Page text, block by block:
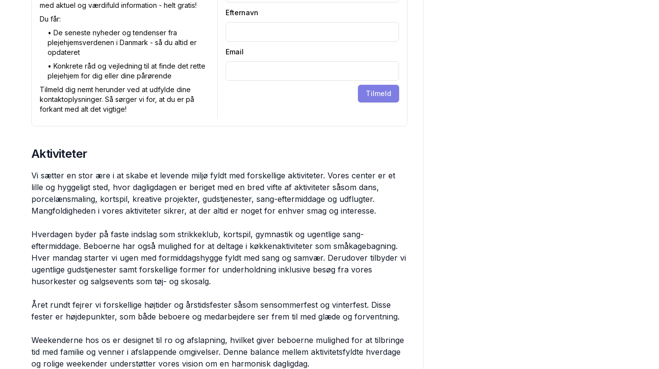
med aktuel og værdifuld information - helt gratis!
Du får:
•⁠ De seneste nyheder og tendenser fra
plejehjemsverdenen i Danmark - så du altid er
opdateret
•⁠ Konkrete råd og vejledning til at finde det rette
plejehjem for dig eller dine pårørende
Tilmeld dig nemt herunder ved at udfylde dine
kontaktoplysninger. Så sørger vi for, at du er på
forkant med alt det vigtige!
Efternavn
Email
Tilmeld
Aktiviteter
Vi sætter en stor ære i at skabe et levende miljø fyldt med forskellige aktiviteter. Vores center er et
lille og hyggeligt sted, hvor dagligdagen er beriget med en bred vifte af aktiviteter såsom dans,
porcelænsmaling, kortspil, kreative projekter, gudstjenester, sang-eftermiddage og udflugter.
Mangfoldigheden i vores aktiviteter sikrer, at der altid er noget for enhver smag og interesse.
Hverdagen byder på faste indslag som strikkeklub, kortspil, gymnastik og ugentlige sang-
eftermiddage. Beboerne har også mulighed for at deltage i køkkenaktiviteter som småkagebagning.
Hver mandag starter vi ugen med formiddagshygge fyldt med sang og samvær. Derudover tilbyder vi
ugentlige gudstjenester samt forskellige former for underholdning inklusive besøg fra vores
husorkester og salgsevents som tøj- og skosalg.
Året rundt fejrer vi forskellige højtider og årstidsfester såsom sensommerfest og vinterfest. Disse
fester er højdepunkter, som både beboere og medarbejdere ser frem til med glæde og forventning.
Weekenderne hos os er designet til ro og afslapning, hvilket giver beboerne mulighed for at tilbringe
tid med familie og venner i afslappende omgivelser. Denne balance mellem aktivitetsfyldte hverdage
og rolige weekender understøtter vores vision om en harmonisk dagligdag.